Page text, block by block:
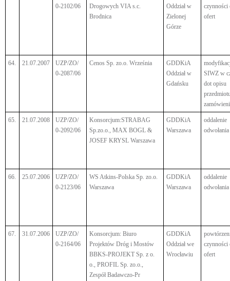
0-2102/06
Drogowych VIA s.c.
Brodnica
Oddział w
Zielonej
Górze
czynności
ofert
64. 21.07.2007
UZP/ZO/
0-2087/06
Cenos Sp. zo.o. Września
GDDKiA
Oddział w
Gdańsku
SIWZ w
dot opisu
65. 21.07.2008
UZP/ZO/
0-2092/06
Konsorcjum:STRABAG
Sp.zo.o., MAX BOGL &
JOSEF KRYSL Warszawa
GDDKiA
Warszawa
oddalenie
odwołania
66. 25.07.2006
UZP/ZO/
0-2123/06
WS Atkins-Polska Sp. zo.o.
Warszawa
GDDKiA
Warszawa
oddalenie
odwołania
67. 31.07.2006
UZP/ZO/
0-2164/06
Konsorcjum: Biuro
Projektów Dróg i Mostów
BBKS-PROJEKT Sp. z o.
o., PROFIL Sp. zo.o.,
Zespół Badawczo-Pr
GDDKiA
Oddział we
Wrocławiu
czynności
ofert